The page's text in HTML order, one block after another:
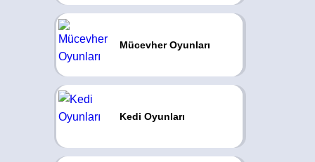
Mücevher Oyunları
Kedi Oyunları